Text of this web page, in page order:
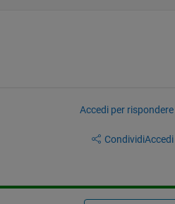
Accedi per
Condividi